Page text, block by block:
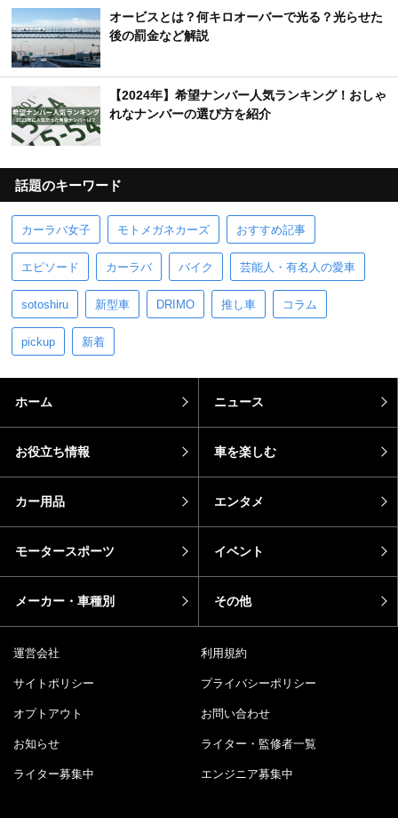
オービスとは？何キロオーバーで光る？光らせた
後の罰金など解説
【2024年】希望ナンバー人気ランキング！おしゃ
れなナンバーの選び方を紹介
話題のキーワード
カーラバ女子 モトメガネカーズ おすすめ記事
エピソード カーラバ バイク 芸能人・有名人の愛車
sotoshiru 新型車 DRIMO 推し車 コラム
pickup 新着
ホーム ニュース
お役立ち情報 車を楽しむ
カー用品 エンタメ
モータースポーツ イベント
メーカー・車種別 その他
運営会社 利用規約
サイトポリシー プライバシーポリシー
オプトアウト お問い合わせ
お知らせ ライター・監修者一覧
ライター募集中 エンジニア募集中